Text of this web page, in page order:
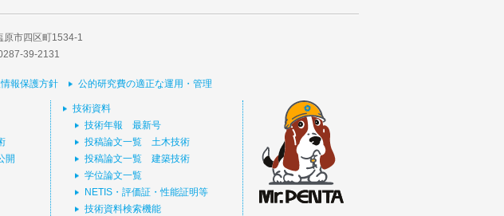
原市四区町1534-1
39-2131
報保護方針 公的研究費の適正な運用・管理
開
技術資料
技術年報 最新号
投稿論文一覧 土木技術
投稿論文一覧 建築技術
学位論文一覧
NETIS・評価証・性能証明等
技術資料検索機能